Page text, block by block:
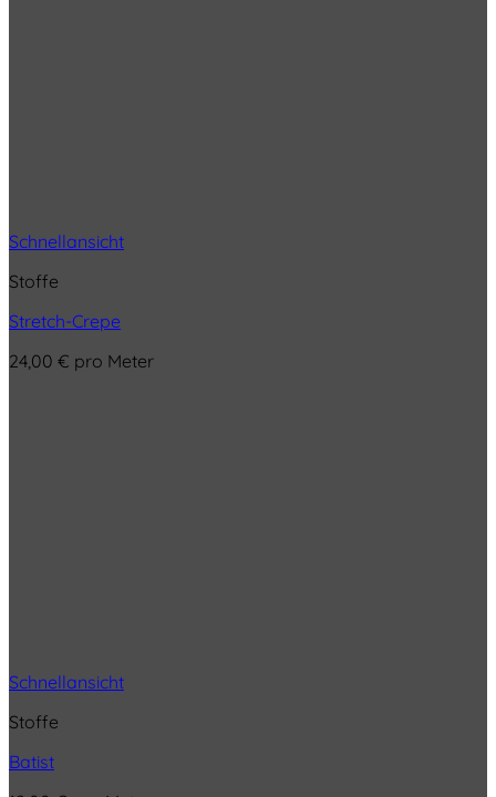
Schnellansicht
Stoffe
Stretch-Crepe
24,00 € pro Meter
Schnellansicht
Stoffe
Batist